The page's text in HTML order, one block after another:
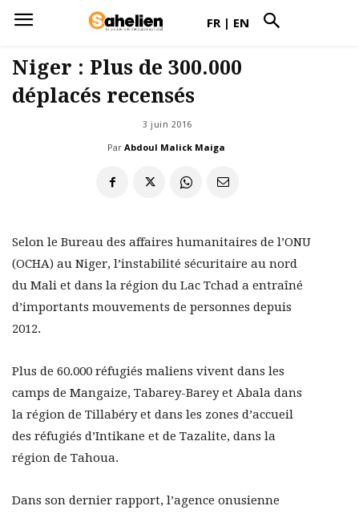
FR | EN
Niger : Plus de 300.000
déplacés recensés
3 juin 2016
Par Abdoul Malick Maiga
Selon le Bureau des affaires humanitaires de l’ONU
(OCHA) au Niger, l’instabilité sécuritaire au nord
du Mali et dans la région du Lac Tchad a entraîné
d’importants mouvements de personnes depuis
2012.
Plus de 60.000 réfugiés maliens vivent dans les
camps de Mangaize, Tabarey-Barey et Abala dans
la région de Tillabéry et dans les zones d’accueil
des réfugiés d’Intikane et de Tazalite, dans la
région de Tahoua.
Dans son dernier rapport, l’agence onusienne